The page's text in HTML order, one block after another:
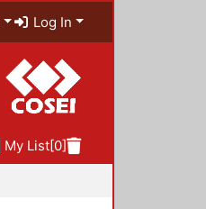
Log In
My List[0]